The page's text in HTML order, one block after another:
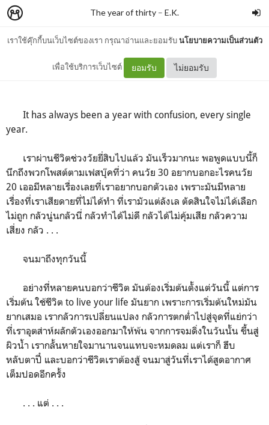
เราใช้คุ๊กกี้บนเว็บไซต์ของเรา กรุณาอ่านและยอมรับนโยบายความเป็นส่วนตัว
เพื่อใช้บริการเว็บไซต์ ยอมรับ ไม่ยอมรับ
The year of thirty – E.K.
New chapter?
It has always been a year with confusion, every single
year.
เราผ่านชีวิตช่วงวัยยี่สิบไปแล้ว มันเร็วมากนะ พอพูดแบบนี้ก็
นึกถึงพวกโพสต์ตามเฟสบุ๊คที่ว่า คนวัย 30 อยากบอกอะไรคนวัย
20 เออมีหลายเรื่องเลยที่เราอยากบอกตัวเอง เพราะมันมีหลาย
เรื่องที่เราเสียดายที่ไม่ได้ทำ ที่เรามัวแต่ลังเล ตัดสินใจไม่ได้เลือก
ไม่ถูก กลัวนู่นกลัวนี่ กลัวทำได้ไม่ดี กลัวได้ไม่คุ้มเสีย กลัวความ
เสี่ยง กลัว . . .
จนมาถึงทุกวันนี้
อย่างที่หลายคนบอกว่าชีวิต มันต้องเริ่มต้นตั้งแต่วันนี้ แต่การ
เริ่มต้น ใช้ชีวิต to live your life มันยาก เพราะการเริ่มต้นใหม่มัน
ยากเสมอ เรากลัวการเปลี่ยนแปลง กลัวการตกต่ำไปสู่จุดที่แย่กว่า
ที่เราอุตส่าห์ผลักตัวเองออกมาให้พ้น จากการจมดิ่งในวันนั้น ขึ้นสู่
ผิวน้ำ เรากลั้นหายใจมานานจนแทบจะหมดลม แต่เราก็ ฮึบ
หลับตาปี๋ และบอกว่าชีวิตเราต้องสู้ จนมาสู่วันที่เราได้สูดอากาศ
เต็มปอดอีกครั้ง
. . . แต่ . . .